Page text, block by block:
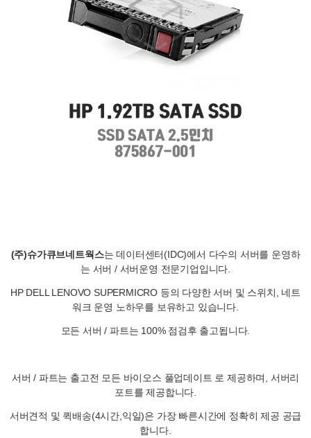
(주)슈가큐브네트웍스는 데이터센터(IDC)에서 다수의 서버를 운영하
는 서버 / 서버운영 전문기업입니다.
HP DELL LENOVO SUPERMICRO 등의 다양한 서버 및 스위치, 네트
워크 운영 노하우를 보유하고 있습니다.
모든 서버 / 파트는 100% 점검후 출고됩니다.
서버 / 파트는 출고전 모든 바이오스 풀업데이트 로 제공하며, 서버리
포트를 제공합니다.
서버견적 및 퀵배송(4시간,익일)은 가장 빠른시간에 정확히 제공 공급
합니다.